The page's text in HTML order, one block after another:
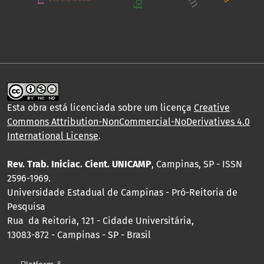
Esta obra está licenciada sobre um licença Creative
Commons Attribution-NonCommercial-NoDerivatives 4.0
International License.
Rev. Trab. Iniciac. Cient. UNICAMP, Campinas, SP - ISSN
2596-1969.
Universidade Estadual de Campinas - Pró-Reitoria de
Pesquisa
Rua da Reitoria, 121 - Cidade Universitária,
13083-872 - Campinas - SP - Brasil